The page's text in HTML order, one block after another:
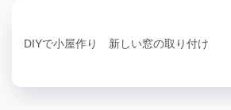
DIYで小屋作り 新しい窓の取り付け